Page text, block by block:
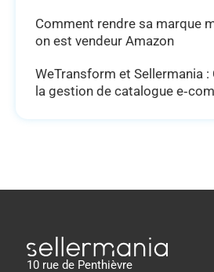
Comment rendre sa marque
on est vendeur Amazon
WeTransform et Sellermania :
la gestion de catalogue
10 rue de Penthièvre